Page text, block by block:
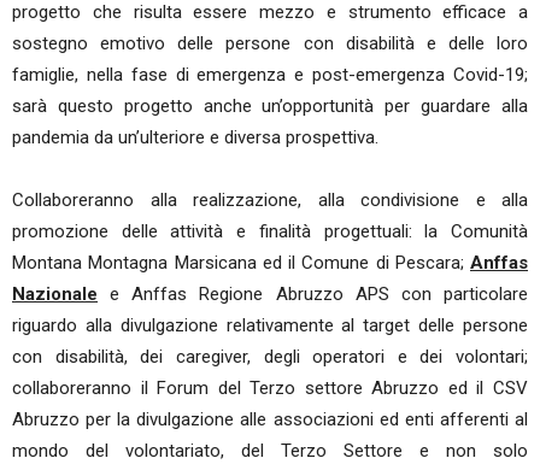
progetto che risulta essere mezzo e strumento efficace a
sostegno emotivo delle persone con disabilità e delle loro
famiglie, nella fase di emergenza e post-emergenza Covid-19;
sarà questo progetto anche un’opportunità per guardare alla
pandemia da un’ulteriore e diversa prospettiva.
Collaboreranno alla realizzazione, alla condivisione e alla
promozione delle attività e finalità progettuali: la Comunità
Montana Montagna Marsicana ed il Comune di Pescara; Anffas
Nazionale e Anffas Regione Abruzzo APS con particolare
riguardo alla divulgazione relativamente al target delle persone
con disabilità, dei caregiver, degli operatori e dei volontari;
collaboreranno il Forum del Terzo settore Abruzzo ed il CSV
Abruzzo per la divulgazione alle associazioni ed enti afferenti al
mondo del volontariato, del Terzo Settore e non solo